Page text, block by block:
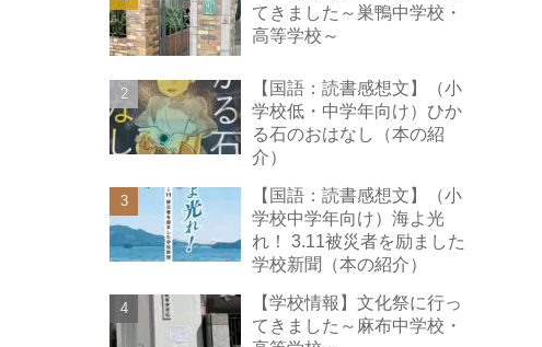
てきました～巣鴨中学校・
高等学校～
【国語：読書感想文】（小
学校低・中学年向け）ひか
る石のおはなし（本の紹
介）
【国語：読書感想文】（小
学校中学年向け）海よ光
れ！ 3.11被災者を励ました
学校新聞（本の紹介）
【学校情報】文化祭に行っ
てきました～麻布中学校・